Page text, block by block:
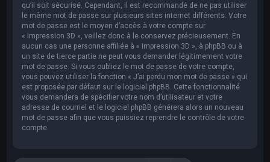
qu’il soit sécurisé. Cependant, il est recommandé de ne pas utiliser
le même mot de passe sur plusieurs sites internet différents. Votre
mot de passe est le moyen d’accès à votre compte sur
« Impression 3D », veillez donc à le conservez précieusement. En
aucun cas une personne affiliée à « Impression 3D », à phpBB ou à
un site de tierce partie ne peut vous demander légitimement votre
mot de passe. Si vous oubliez le mot de passe de votre compte,
vous pouvez utiliser la fonction « J’ai perdu mon mot de passe » qui
est proposée par défaut sur le logiciel phpBB. Cette fonctionnalité
vous demandera de spécifier votre nom d’utilisateur et votre
adresse de courriel et le logiciel phpBB générera alors un nouveau
mot de passe afin que vous puissiez reprendre le contrôle de votre
compte.